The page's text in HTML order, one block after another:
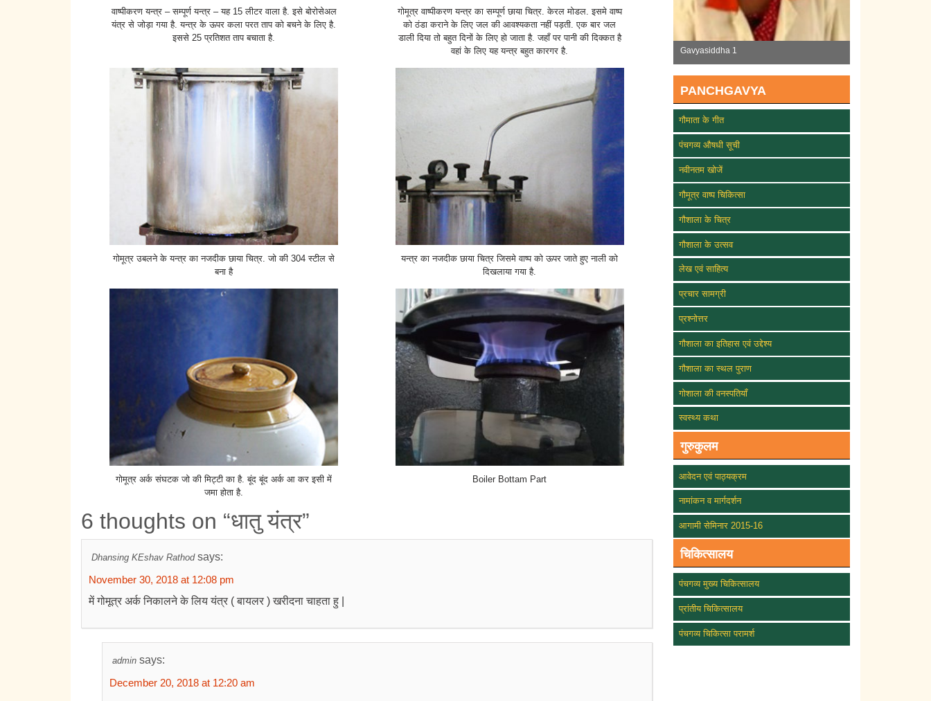
वाष्पीकरण यन्त्र – सम्पूर्ण यन्त्र – यह 15 लीटर वाला है. इसे बोरोसेअल
यंत्र से जोड़ा गया है. यन्त्र के ऊपर कला परत ताप को बचने के लिए है.
इससे 25 प्रतिशत ताप बचाता है.
गोमूत्र वाष्पीकरण यन्त्र का सम्पूर्ण छाया चित्र. केरल मोडल. इसमे वाष्प
को ठंडा कराने के लिए जल की आवश्यकता नहीं पड़ती. एक बार जल
डाली दिया तो बहुत दिनों के लिए हो जाता है. जहाँ पर पानी की दिक्कत है
वहां के लिए यह यन्त्र बहुत कारगर है.
गोमूत्र उबलने के यन्त्र का नजदीक छाया चित्र. जो की 304 स्टील से
बना है
यन्त्र का नजदीक छाया चित्र जिसमे वाष्प को ऊपर जाते हुए नाली को
दिखलाया गया है.
गोमूत्र अर्क संघटक जो की मिट्टी का है. बूंद बूंद अर्क आ कर इसी में
जमा होता है.
Boiler Bottam Part
6 thoughts on “धातु यंत्र”
Dhansing KEshav Rathod says:
November 30, 2018 at 12:08 pm
में गोमूत्र अर्क निकालने के लिय यंत्र ( बायलर ) खरीदना चाहता हु |
admin says:
December 20, 2018 at 12:20 am
Gavyasiddha 2
PANCHGAVYA
गौमाता के गीत
पंचगव्य औषधी सूची
नवीनतम खोजें
गौमूत्र वाष्प चिकित्सा
गौशाला के चित्र
गौशाला के उत्सव
लेख एवं साहित्य
प्रचार सामग्री
प्रश्नोत्तर
गौशाला का इतिहास एवं उद्देश्य
गौशाला का स्थल पुराण
गोशाला की वनस्पतियाँ
स्वस्थ्य कथा
गुरुकुलम
आवेदन एवं पाठ्यक्रम
नामांकन व मार्गदर्शन
आगामी सेमिनार 2015-16
चिकित्सालय
पंचगव्य मुख्य चिकित्सालय
प्रांतीय चिकित्सालय
पंचगव्य चिकित्सा परामर्श